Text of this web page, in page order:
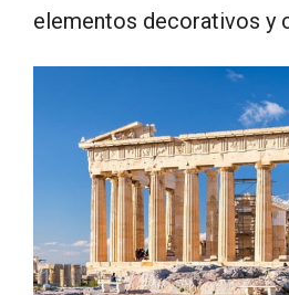
elementos decorativos y